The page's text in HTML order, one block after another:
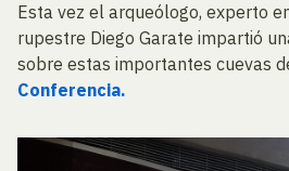
Esta vez el arqueólogo, experto
rupestre Diego Garate impartió
sobre estas importantes cuevas
Conferencia.